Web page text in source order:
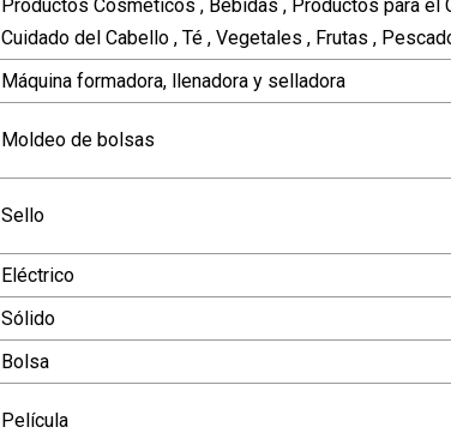
Productos Cosméticos , Bebidas , Productos para
Cuidado del Cabello , Té , Vegetales , Frutas ,
Máquina formadora, llenadora y selladora
Moldeo de bolsas
Sello
Eléctrico
Sólido
Bolsa
Película